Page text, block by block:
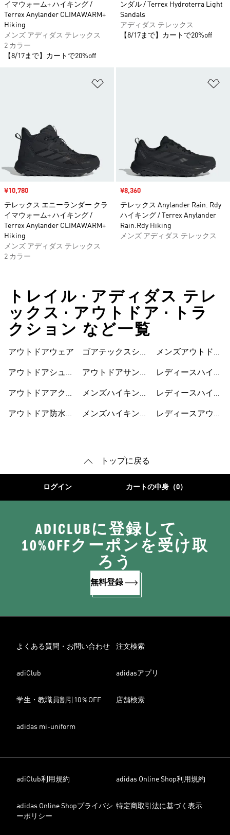
イマウォーム+ ハイキング /
Terrex Anylander CLIMAWARM+
Hiking
メンズ アディダス テレックス
2 カラー
【8/17まで】カートで20%off
ンダル / Terrex Hydroterra Light
Sandals
アディダス テレックス
【8/17まで】カートで20%off
セール価格
¥10,780
テレックス エニーランダー クラ
イマウォーム+ ハイキング /
Terrex Anylander CLIMAWARM+
Hiking
メンズ アディダス テレックス
2 カラー
セール価格
¥8,360
テレックス Anylander Rain. Rdy
ハイキング / Terrex Anylander
Rain.Rdy Hiking
メンズ アディダス テレックス
トレイル • アディダス テレ
ックス • アウトドア • トラ
クション など一覧
アウトドアウェア
アウトドアシュー
アウトドアアクセ
アウトドア防水ジ
ゴアテックスシュ
アウトドアサンダ
メンズハイキング
メンズハイキング
メンズアウトドア
レディースハイキ
レディースハイキ
レディースアウト
トップに戻る
ログイン カートの中身（0）
ADICLUBに登録して、
10%OFFクーポンを受け取
ろう
無料登録
よくある質問・お問い合わせ 注文検索
adiClub adidasアプリ
学生・教職員割引10％OFF 店舗検索
adidas mi-uniform
adiClub利用規約 adidas Online Shop利用規約
adidas Online Shopプライバシ
ーポリシー
特定商取引法に基づく表示